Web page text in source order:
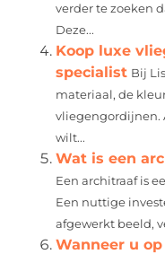
verder te zoeken
Deze...
Koop luxe
specialist Bij
materiaal, de
vliegengordijnen.
wilt...
Wat is een
Een architraaf is
Een nuttige
afgewerkt beeld,
Wanneer u